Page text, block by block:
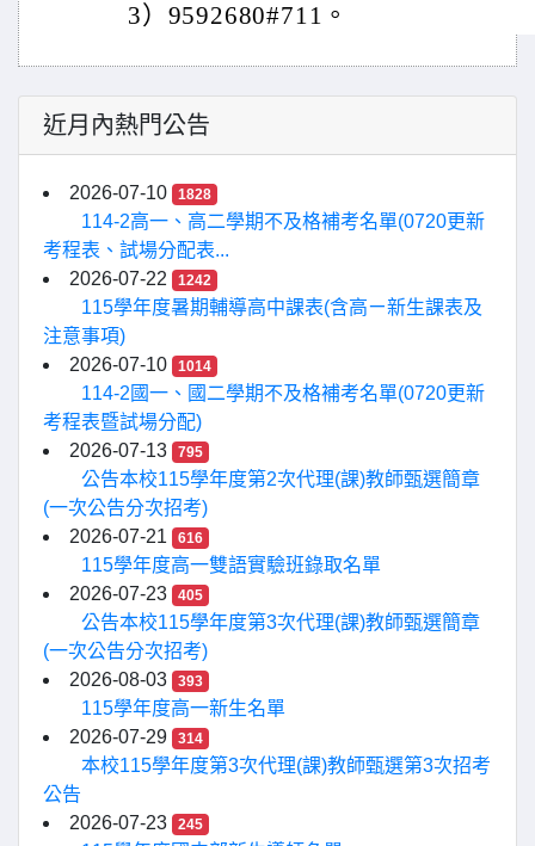
3）9592680#711。
近月內熱門公告
2026-07-10 1828
114-2高一、高二學期不及格補考名單(0720更新
考程表、試場分配表...
2026-07-22
1242
115學年度暑期輔導高中課表(含高ㄧ新生課表及
注意事項)
2026-07-10
1014
114-2國一、國二學期不及格補考名單(0720更新
考程表暨試場分配)
2026-07-13
795
公告本校115學年度第2次代理(課)教師甄選簡章
(一次公告分次招考)
2026-07-21
616
115學年度高一雙語實驗班錄取名單
2026-07-23
405
公告本校115學年度第3次代理(課)教師甄選簡章
(一次公告分次招考)
2026-08-03
393
115學年度高一新生名單
2026-07-29
314
本校115學年度第3次代理(課)教師甄選第3次招考
公告
2026-07-23
245